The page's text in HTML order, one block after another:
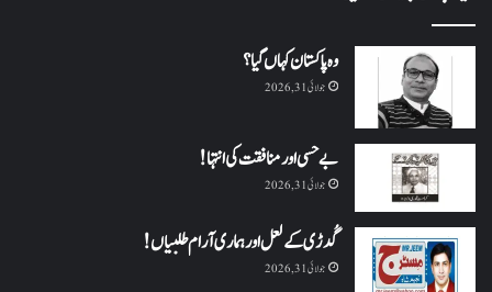
وہ پاکستان کہاں گیا؟
جولائی 31, 2026
بے حسی اور منافقت کی انتہا !
جولائی 31, 2026
گُدڑی کے لعل اور ہماری آرام طلبیاں!
جولائی 31, 2026